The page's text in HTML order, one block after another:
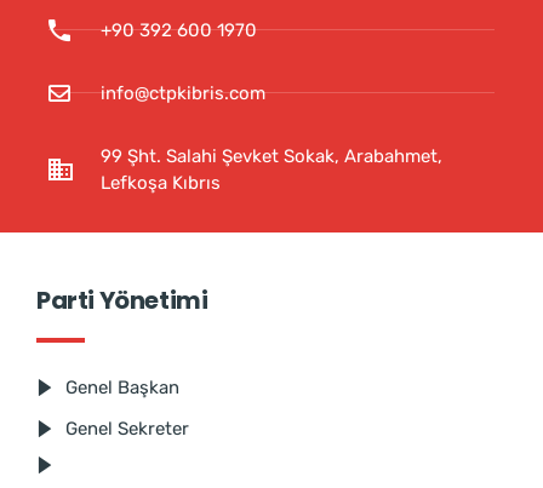
+90 392 600 1970
info@ctpkibris.com
99 Şht. Salahi Şevket Sokak, Arabahmet,
Lefkoşa Kıbrıs
Parti Yönetimi
Genel Başkan
Genel Sekreter